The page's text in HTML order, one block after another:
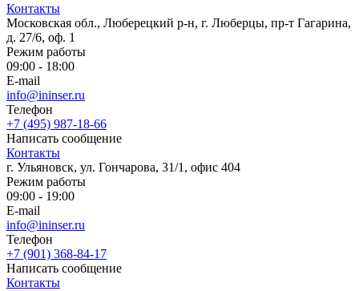
Контакты
Московская обл., Люберецкий р-н, г. Люберцы, пр-т Гагарина,
д. 27/6, оф. 1
Режим работы
09:00 - 18:00
E-mail
info@ininser.ru
Телефон
+7 (495) 987-18-66
Написать сообщение
Контакты
г. Ульяновск, ул. Гончарова, 31/1, офис 404
Режим работы
09:00 - 19:00
E-mail
info@ininser.ru
Телефон
+7 (901) 368-84-17
Написать сообщение
Контакты